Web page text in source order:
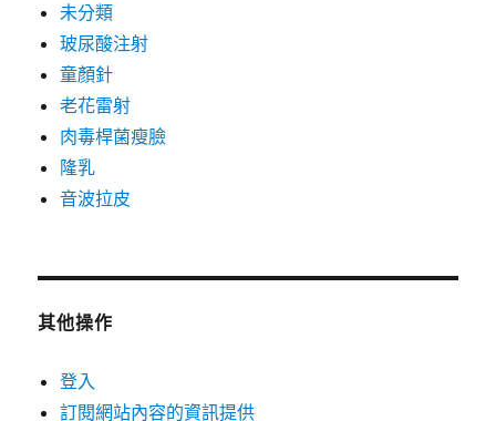
未分類
玻尿酸注射
童顏針
老花雷射
肉毒桿菌瘦臉
隆乳
音波拉皮
其他操作
登入
訂閱網站內容的資訊提供